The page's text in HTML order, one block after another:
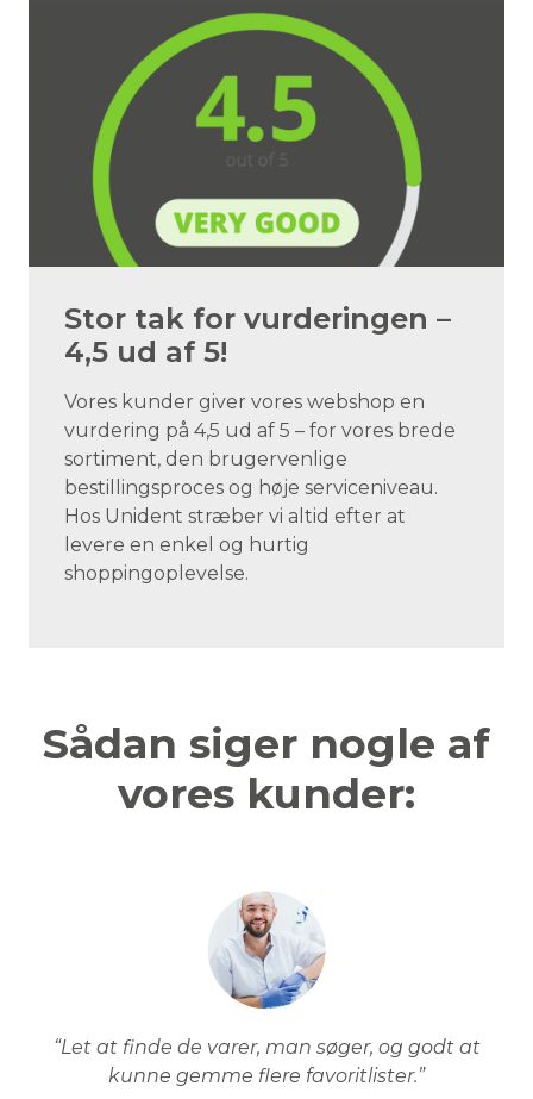
Stor tak for vurderingen –
4,5 ud af 5!
Vores kunder giver vores webshop en
vurdering på 4,5 ud af 5 – for vores brede
sortiment, den brugervenlige
bestillingsproces og høje serviceniveau.
Hos Unident stræber vi altid efter at
levere en enkel og hurtig
shoppingoplevelse.
Sådan siger nogle af
vores kunder:
“Let at finde de varer, man søger, og godt at
kunne gemme flere favoritlister.”